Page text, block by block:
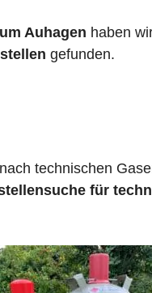
Auhagen haben
gefunden.
technischen
für